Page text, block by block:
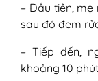
– Đầu tiên,
sau đó đem
– Tiếp đến,
khoảng 10